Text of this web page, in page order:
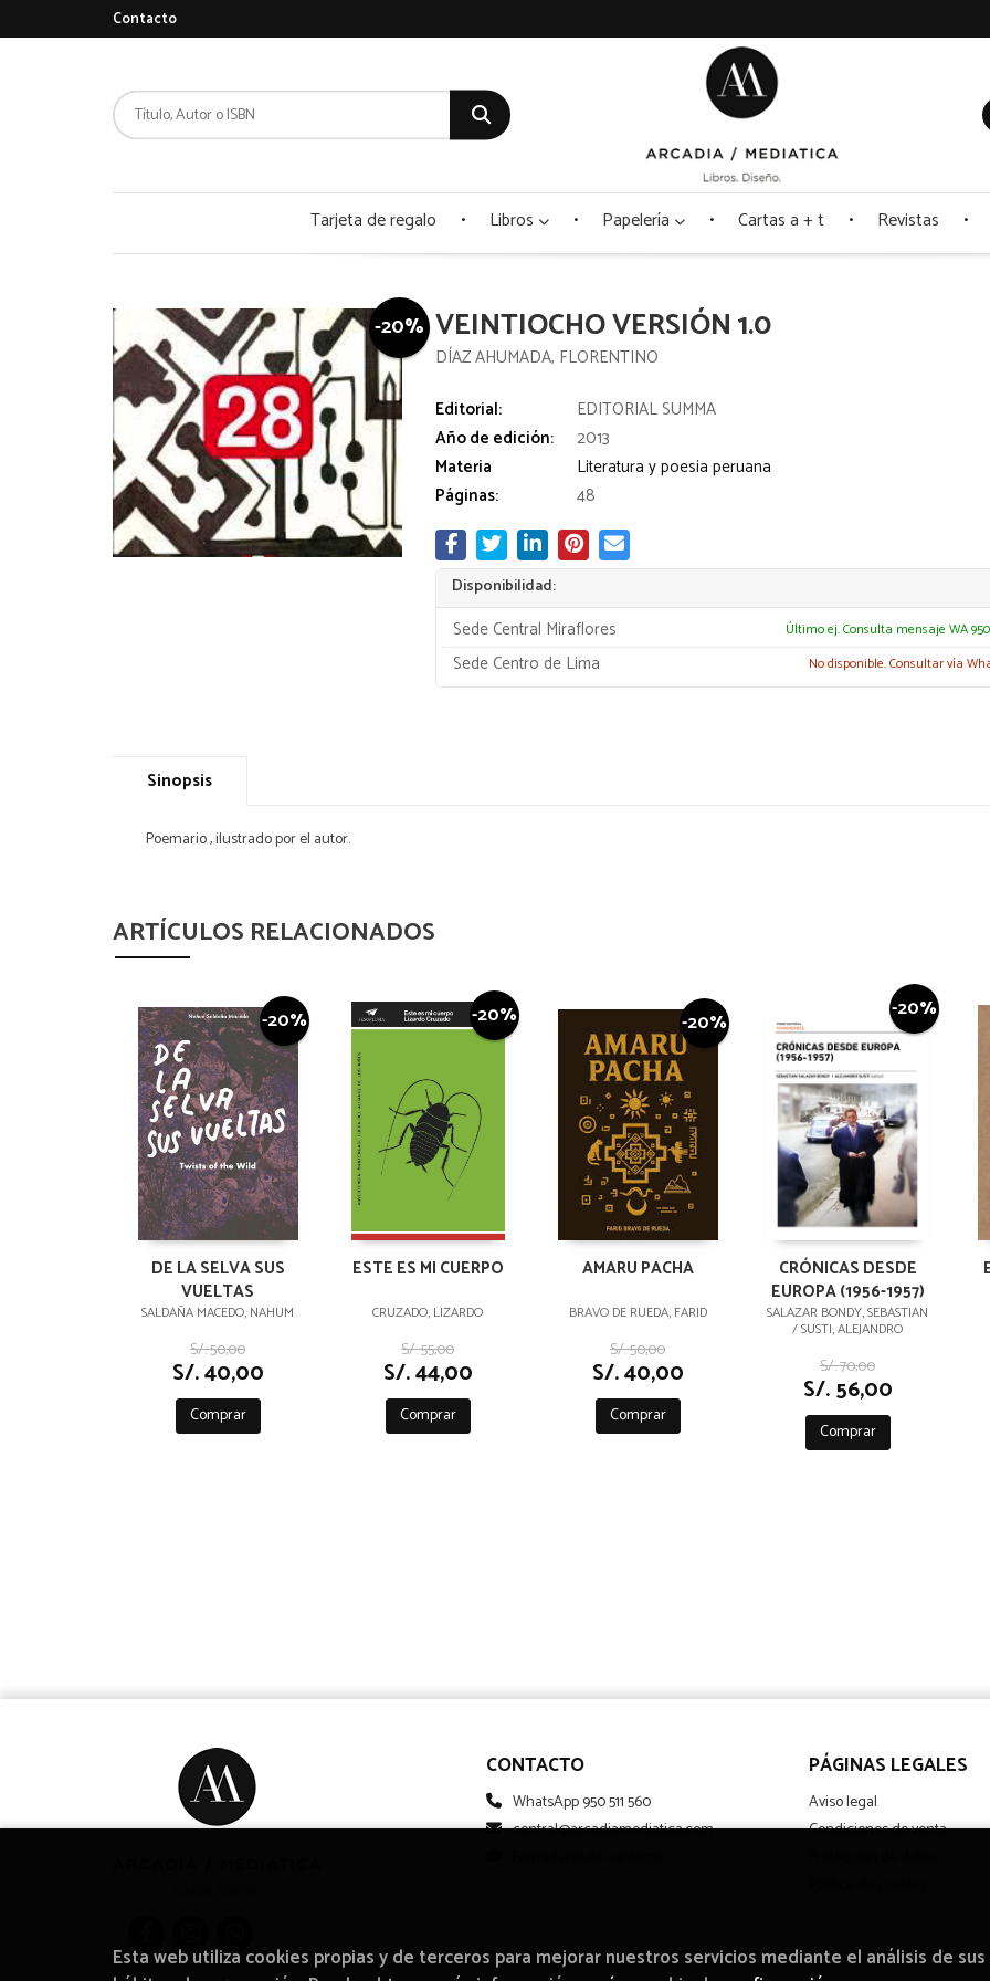
Contacto
Tarjeta de regalo Libros Papelería Cartas a + t Revistas
-20% VEINTIOCHO VERSIÓN 1.0
DÍAZ AHUMADA, FLORENTINO
Editorial:
EDITORIAL SUMMA
Año de edición:
2013
Materia
Literatura y poesia peruana
Páginas:
48
Disponibilidad:
Sede Central Miraflores Último ej. Consulta mensaje WA
Sede Centro de Lima No disponible. Consultar vía
Sinopsis
Poemario , ilustrado por el autor.
ARTÍCULOS RELACIONADOS
-20%
DE LA SELVA SUS
VUELTAS
SALDAÑA MACEDO, NAHUM
S/. 50,00
S/. 40,00
Comprar
-20%
ESTE ES MI CUERPO
CRUZADO, LIZARDO
S/. 55,00
S/. 44,00
Comprar
-20%
AMARU PACHA
BRAVO DE RUEDA, FARID
S/. 50,00
S/. 40,00
Comprar
-20%
CRÓNICAS DESDE
EUROPA (1956-1957)
SALAZAR BONDY, SEBASTIAN
/ SUSTI, ALEJANDRO
S/. 70,00
S/. 56,00
Comprar
CONTACTO
WhatsApp 950 511 560
central@arcadiamediatica.com
PÁGINAS LEGALES
Aviso legal
Condiciones de venta
Esta web utiliza cookies propias y de terceros para mejorar nuestros servicios mediante el análisis de sus